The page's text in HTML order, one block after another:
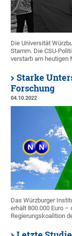
Die Universität
Stamm. Die CSU-
verstarb am heutigen
Starke
Forschung
04.10.2022
Das Würzburger
erhält 800.000 Euro
Regierungskoalition